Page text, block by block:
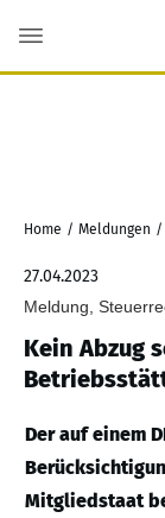
Home / Meldungen /
27.04.2023
Meldung,
Kein Abzug
Der auf einem
Mitgliedstaat